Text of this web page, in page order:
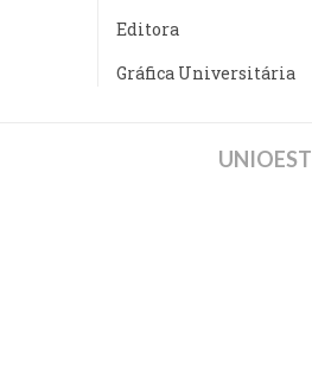
Editora
Gráfica Universitária